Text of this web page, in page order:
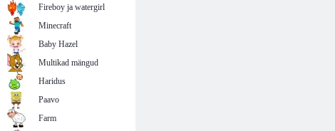
Fireboy ja watergirl
Minecraft
Baby Hazel
Multikad mängud
Haridus
Paavo
Farm